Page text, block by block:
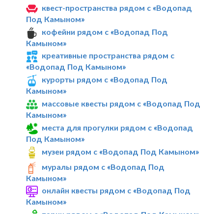
квест-пространства рядом с «Водопад
Под Камыном»
кофейни рядом с «Водопад Под
Камыном»
креативные пространства рядом с
«Водопад Под Камыном»
курорты рядом с «Водопад Под
Камыном»
массовые квесты рядом с «Водопад Под
Камыном»
места для прогулки рядом с «Водопад
Под Камыном»
музеи рядом с «Водопад Под Камыном»
муралы рядом с «Водопад Под
Камыном»
онлайн квесты рядом с «Водопад Под
Камыном»